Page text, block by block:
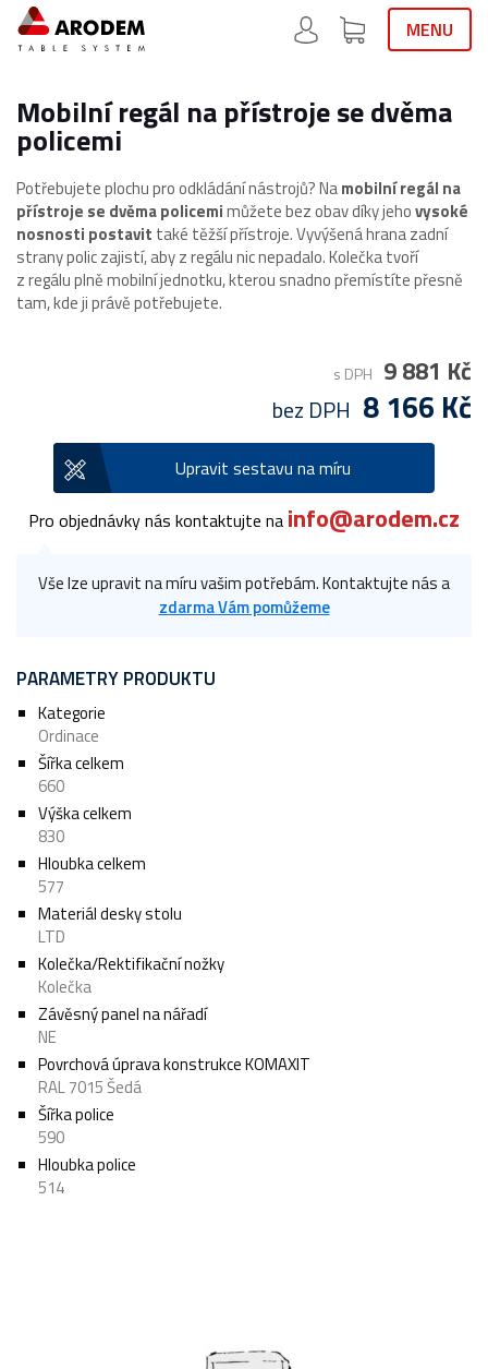
MENU
Mobilní regál na přístroje se dvěma
policemi
Potřebujete plochu pro odkládání nástrojů? Namobilní regál na
přístroje se dvěma policemimůžete bez obav díky jehovysoké
nosnosti postavit také těžší přístroje. Vyvýšená hrana zadní
strany polic zajistí, aby z regálu nic nepadalo. Kolečka tvoří
z regálu plně mobilní jednotku, kterou snadno přemístíte přesně
tam, kde ji právě potřebujete.
s DPH 9 881 Kč
bez DPH 8 166 Kč
Upravit sestavu na míru
Pro objednávky nás kontaktujte na info@arodem.cz
Vše lze upravit na míru vašim potřebám. Kontaktujte nás a
zdarma Vám pomůžeme
PARAMETRY PRODUKTU
Kategorie
Ordinace
Šířka celkem
660
Výška celkem
830
Hloubka celkem
577
Materiál desky stolu
LTD
Kolečka/Rektifikační nožky
Kolečka
Závěsný panel na nářadí
NE
Povrchová úprava konstrukce KOMAXIT
RAL 7015 Šedá
Šířka police
590
Hloubka police
514